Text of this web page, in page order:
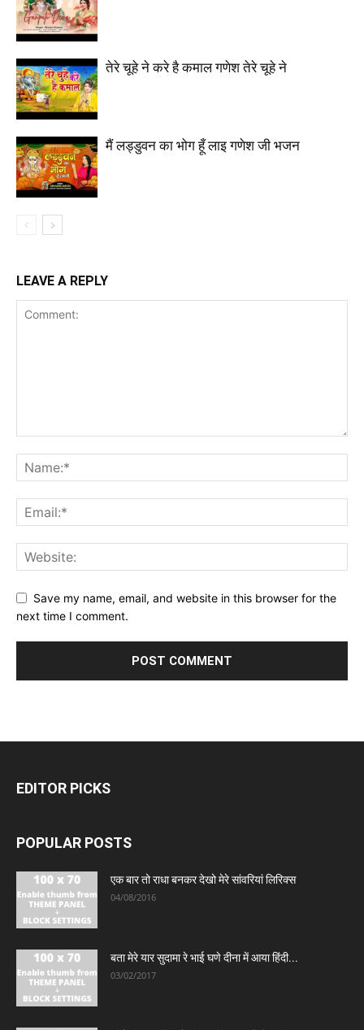
तेरे चूहे ने करे है कमाल गणेश तेरे चूहे ने
मैं लड्डुवन का भोग हूँ लाइ गणेश जी भजन
LEAVE A REPLY
Save my name, email, and website in this browser for the
next time I comment.
EDITOR PICKS
POPULAR POSTS
एक बार तो राधा बनकर देखो मेरे सांवरियां लिरिक्स
04/08/2016
बता मेरे यार सुदामा रे भाई घणे दीना में आया हिंदी...
03/02/2017